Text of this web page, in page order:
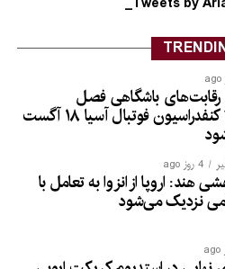
باشگاهی فصل
۲۷-۲۰۲۶ کنفدراسیون فوتبال آسیا ۱۸ آگست
4 روز ago
هند: اروپا از انزوا به تعامل با
نزدیک می‌شود